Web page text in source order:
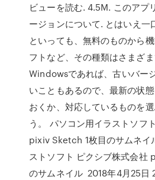
ビューを読む. 4.5M. このアプ
ージョンについて. とはいえ一
といっても、無料のものから
フトなど、その種類はさまざ
Windowsであれば、古いバー
いこともあるので、最新の状
おくか、対応しているものを
う。 パソコン用イラストソフ
pixiv Sketch 1枚目のサムネイ
ストソフト ピクシブ株式会社
のサムネイル 2018年4月25日